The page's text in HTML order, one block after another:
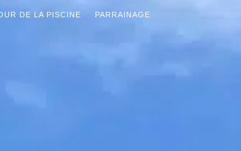
DE LA PISCINE PARRAINAGE